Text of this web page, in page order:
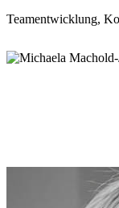
Teamentwicklung,